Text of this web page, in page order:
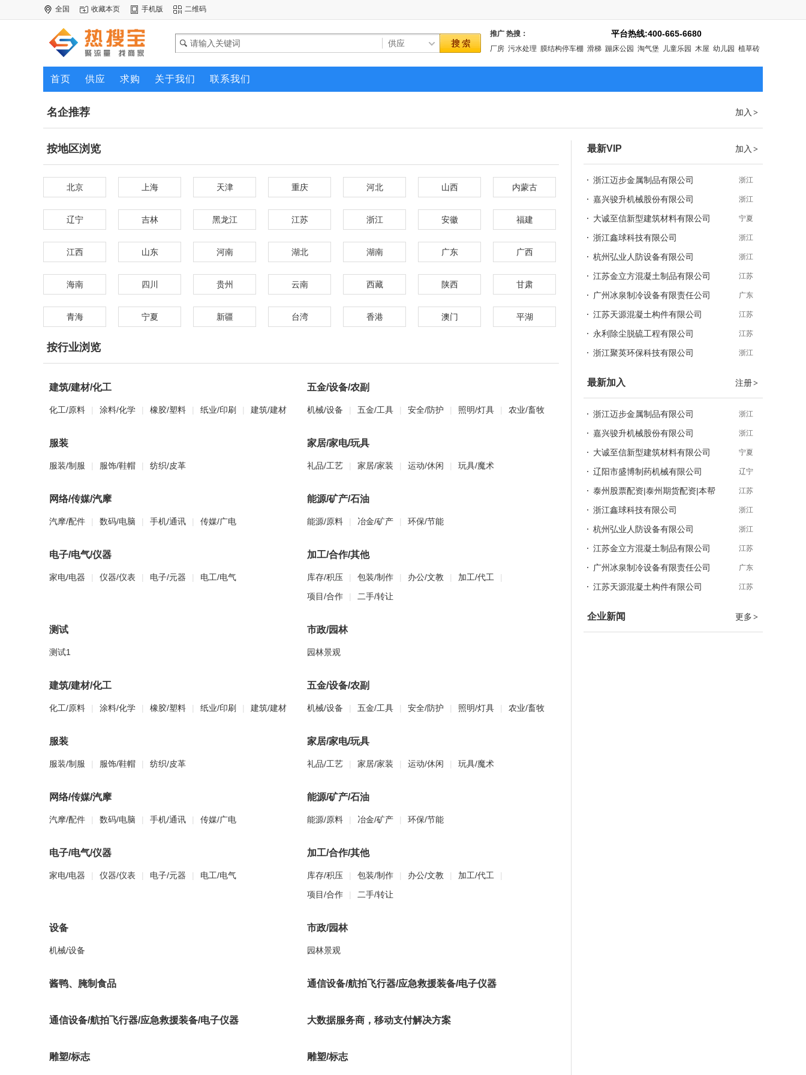
全国 收藏本页 手机版 二维码
平台热线:400-665-6680
推广 热搜：
厂房 污水处理 膜结构停车棚 滑梯 蹦床公园 淘气堡 儿童乐园 木屋 幼儿园 植草砖
首页 供应 求购 关于我们 联系我们
加入 >
名企推荐
按地区浏览
北京 上海 天津 重庆 河北 山西 内蒙古
辽宁 吉林 黑龙江 江苏 浙江 安徽 福建
江西 山东 河南 湖北 湖南 广东 广西
海南 四川 贵州 云南 西藏 陕西 甘肃
青海 宁夏 新疆 台湾 香港 澳门 平湖
按行业浏览
建筑/建材/化工
化工/原料 | 涂料/化学 | 橡胶/塑料 | 纸业/印刷 | 建筑/建材
五金/设备/农副
机械/设备 | 五金/工具 | 安全/防护 | 照明/灯具 | 农业/畜牧
服装
服装/制服 | 服饰/鞋帽 | 纺织/皮革
家居/家电/玩具
礼品/工艺 | 家居/家装 | 运动/休闲 | 玩具/魔术
网络/传媒/汽摩
汽摩/配件 | 数码/电脑 | 手机/通讯 | 传媒/广电
能源/矿产/石油
能源/原料 | 冶金/矿产 | 环保/节能
电子/电气/仪器
家电/电器 | 仪器/仪表 | 电子/元器 | 电工/电气
加工/合作/其他
库存/积压 | 包装/制作 | 办公/文教 | 加工/代工
|
项目/合作
| 二手/转让
测试
测试1
市政/园林
园林景观
建筑/建材/化工
化工/原料 | 涂料/化学 | 橡胶/塑料 | 纸业/印刷 | 建筑/建材
五金/设备/农副
机械/设备 | 五金/工具 | 安全/防护 | 照明/灯具 | 农业/畜牧
服装
服装/制服 | 服饰/鞋帽 | 纺织/皮革
家居/家电/玩具
礼品/工艺 | 家居/家装 | 运动/休闲 | 玩具/魔术
网络/传媒/汽摩
汽摩/配件 | 数码/电脑 | 手机/通讯 | 传媒/广电
能源/矿产/石油
能源/原料 | 冶金/矿产 | 环保/节能
电子/电气/仪器
家电/电器 | 仪器/仪表 | 电子/元器 | 电工/电气
加工/合作/其他
库存/积压 | 包装/制作 | 办公/文教 | 加工/代工
|
项目/合作
| 二手/转让
设备
机械/设备
市政/园林
园林景观
酱鸭、腌制食品 通信设备/航拍飞行器/应急救援装备/电子仪器
通信设备/航拍飞行器/应急救援装备/电子仪器 大数据服务商，移动支付解决方案
雕塑/标志 雕塑/标志
加入 >
最新VIP
浙江
浙江迈步金属制品有限公司
浙江
嘉兴骏升机械股份有限公司
宁夏
大诚至信新型建筑材料有限公司
浙江
浙江鑫球科技有限公司
浙江
杭州弘业人防设备有限公司
江苏
江苏金立方混凝土制品有限公司
广东
广州冰泉制冷设备有限责任公司
江苏
江苏天源混凝土构件有限公司
江苏
永利除尘脱硫工程有限公司
浙江
浙江聚英环保科技有限公司
注册>
最新加入
浙江
浙江迈步金属制品有限公司
浙江
嘉兴骏升机械股份有限公司
宁夏
大诚至信新型建筑材料有限公司
辽宁
辽阳市盛博制药机械有限公司
江苏
泰州股票配资|泰州期货配资|本帮
浙江
浙江鑫球科技有限公司
浙江
杭州弘业人防设备有限公司
江苏
江苏金立方混凝土制品有限公司
广东
广州冰泉制冷设备有限责任公司
江苏
江苏天源混凝土构件有限公司
更多 >
企业新闻